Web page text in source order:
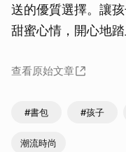
送的優質選擇。讓
甜蜜心情，開心地踏
查看原始文章
#書包 #孩子
潮流時尚